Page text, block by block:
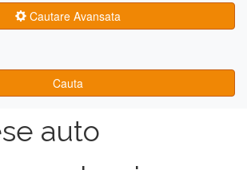
Cautare Avansata
Cauta
auto